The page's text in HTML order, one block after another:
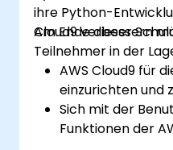
ihre Python-
Cloud9 verbessern
Am Ende dieser
Teilnehmer in der
AWS Cloud9 für
einzurichten und
Sich mit der
Funktionen der